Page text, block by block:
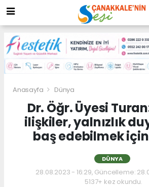
Anasayfa Dünya
Dr. Öğr. Üyesi
ilişkiler, yalnızlık
baş edebilmek
DÜNYA
28.08.2023 - 16:29, Güncelleme:
5137+ kez okundu.